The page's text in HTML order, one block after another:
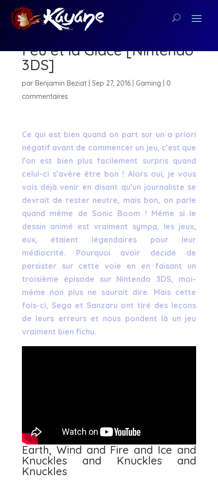
Critique : Sonic Boom – Le
Feu et la Glace [Nintendo
3DS]
par Benjamin Beziat| Sep 27, 2016| Gaming
0
commentaires
Ce qui est bien quand on part sur un a priori
négatif avant de commencer un jeu, c’est que
l’on est bien plus facilement surpris quand
celui-ci s’avère être bon ! Alors oui, je vous
vois déjà venir en disant qu’un journaliste se
devrait de rester neutre, mais bon, on parle
quand même de Sonic Boom ! Même si le
dessin animé est vraiment sympa, les jeux,
eux, étaient légendaires pour leur
médiocrité. Pourquoi avoir décidé de
persister sur cette voie en en faisant un
troisième épisode sur Nintendo 3DS, moi-
même non plus ne saurait dire. Mais cette
fois-ci, Sega et Sanzaru ont tiré des leçons
de leurs erreurs et nous pondent là un jeu
vraiment bien fichu.
Earth, Wind and Fire and Ice and
Knuckles and Knuckles and
Knuckles